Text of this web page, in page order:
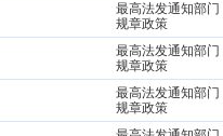
最高法发通知部门
规章政策
最高法发通知部门
规章政策
最高法发通知部门
规章政策